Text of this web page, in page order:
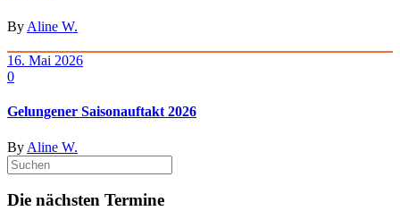
By Aline W.
16. Mai 2026
0
Gelungener Saisonauftakt 2026
By Aline W.
Die nächsten Termine